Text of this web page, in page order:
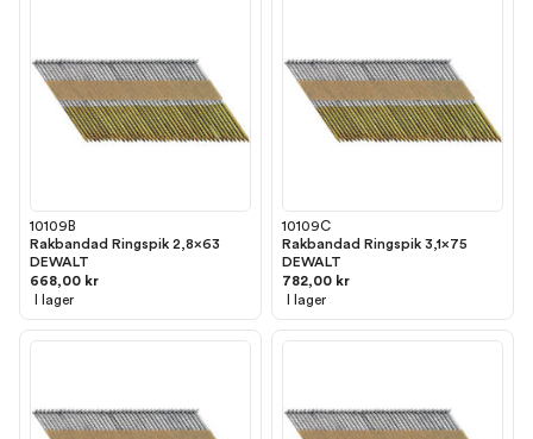
10109B
Rakbandad Ringspik 2,8x63
DEWALT
668,00 kr
I lager
10109C
Rakbandad Ringspik 3,1x75
DEWALT
782,00 kr
I lager